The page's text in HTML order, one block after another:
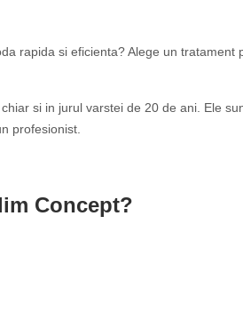
rapida si eficienta? Alege un tratament
si in jurul varstei de 20 de ani. Ele
profesionist.
Concept?